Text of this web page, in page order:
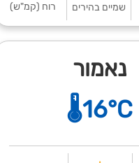
שמיים בהירים רוח (קמ"ש)
נאמור
🌡️16°C